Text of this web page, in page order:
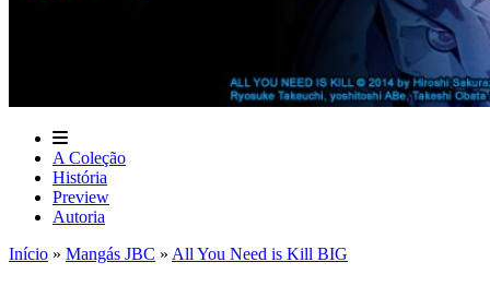
A Coleção
História
Preview
Autoria
Início » Mangás JBC » All You Need is Kill BIG